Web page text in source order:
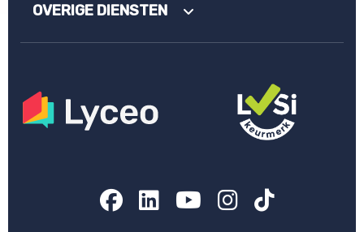
OVERIGE DIENSTEN
Facebook
LinkedIn
YouTube
Instagram
TikTok